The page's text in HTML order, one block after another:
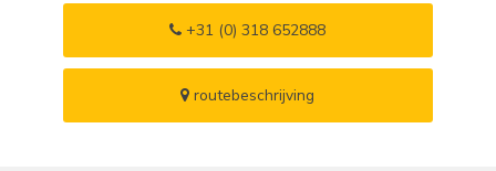
+31 (0) 318 652888
routebeschrijving